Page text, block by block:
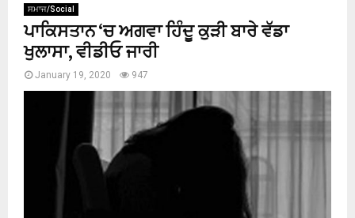
ਸਮਾਜ/Social
ਪਾਕਿਸਤਾਨ ‘ਚ ਅਗਵਾ ਹਿੰਦੂ ਕੁੜੀ ਬਾਰੇ ਵੱਡਾ
ਖੁਲਾਸਾ, ਵੀਡੀਓ ਜਾਰੀ
January 19, 2020 947